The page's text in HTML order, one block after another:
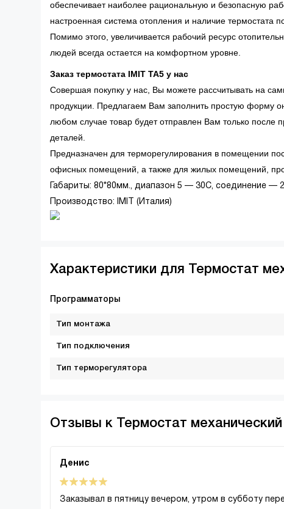
обеспечивает наиболее рациональную и безопасную
настроенная система отопления и наличие термостата
Помимо этого, увеличивается рабочий ресурс
людей всегда остается на комфортном уровне.
Заказ термостата IMIT TA5 у нас
Совершая покупку у нас, Вы можете рассчитывать на
продукции. Предлагаем Вам заполнить простую форму
любом случае товар будет отправлен Вам только после
деталей.
Предназначен для терморегулирования в помещении
офисных помещений, а также для жилых помещений,
Габариты: 80*80мм., диапазон 5 — 30С, соединение —
Производство: IMIT (Италия)
Характеристики для Термостат
Программаторы
Тип монтажа
Тип подключения
Тип терморегулятора
Отзывы к Термостат
Денис
Заказывал в пятницу вечером, утром в субботу